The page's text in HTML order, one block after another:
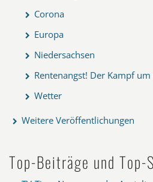
Corona
Europa
Niedersachsen
Rentenangst! Der Kampf
Wetter
Weitere Veröffentlichungen
Top-Beiträge und Top-